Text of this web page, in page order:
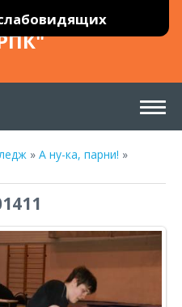
» А ну-ка, парни! »